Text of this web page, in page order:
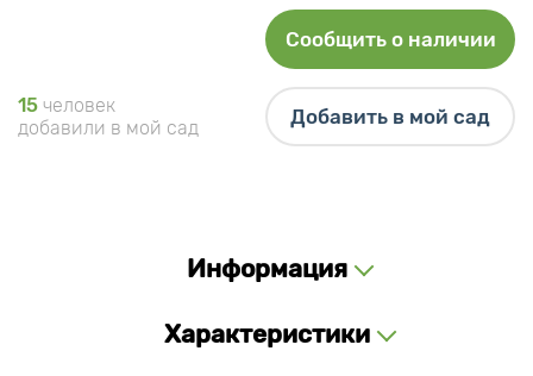
Сообщить о наличии
15 человек
добавили в мой сад
Добавить в мой сад
Информация
Характеристики